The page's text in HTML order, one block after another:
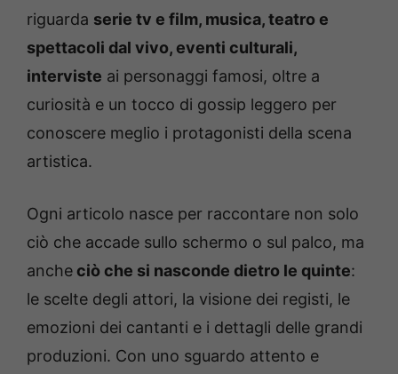
riguarda serie tv e film, musica, teatro e
spettacoli dal vivo, eventi culturali,
interviste ai personaggi famosi, oltre a
curiosità e un tocco di gossip leggero per
conoscere meglio i protagonisti della scena
artistica.
Ogni articolo nasce per raccontare non solo
ciò che accade sullo schermo o sul palco, ma
anche ciò che si nasconde dietro le quinte:
le scelte degli attori, la visione dei registi, le
emozioni dei cantanti e i dettagli delle grandi
produzioni. Con uno sguardo attento e